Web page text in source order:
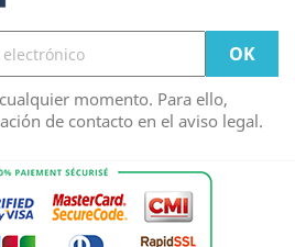
momento. Para ello,
de contacto en el aviso legal.